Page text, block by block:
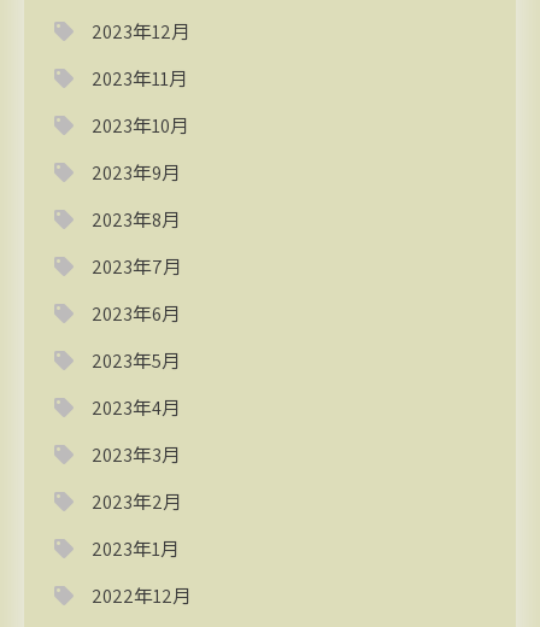
2023年12月
2023年11月
2023年10月
2023年9月
2023年8月
2023年7月
2023年6月
2023年5月
2023年4月
2023年3月
2023年2月
2023年1月
2022年12月